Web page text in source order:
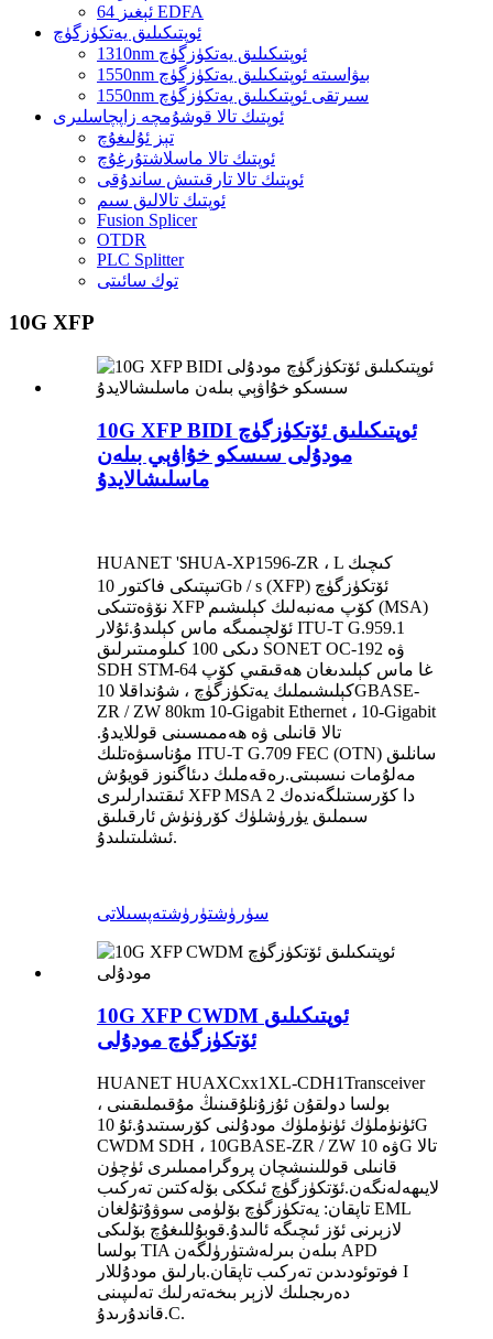
64 ئېغىز EDFA
ئوپتىكىلىق يەتكۈزگۈچ
1310nm ئوپتىكىلىق يەتكۈزگۈچ
1550nm بىۋاسىتە ئوپتىكىلىق يەتكۈزگۈچ
1550nm سىرتقى ئوپتىكىلىق يەتكۈزگۈچ
ئوپتىك تالا قوشۇمچە زاپچاسلىرى
تېز ئۇلىغۇچ
ئوپتىك تالا ماسلاشتۇرغۇچ
ئوپتىك تالا تارقىتىش ساندۇقى
ئوپتىك تالالىق سىم
Fusion Splicer
OTDR
PLC Splitter
توك سائىتى
10G XFP
10G XFP BIDI ئوپتىكىلىق ئۆتكۈزگۈچ
مودۇلى سىسكو خۇاۋېي بىلەن
ماسلىشالايدۇ
HUANET 'SHUA-XP1596-ZR ، L كىچىك
تىپتىكى فاكتور 10Gb / s (XFP) ئۆتكۈزگۈچ
نۆۋەتتىكى XFP كۆپ مەنبەلىك كېلىشىم (MSA)
ئۆلچىمىگە ماس كېلىدۇ.ئۇلار ITU-T G.959.1
دىكى 100 كىلومىتىرلىق SONET OC-192 ۋە
SDH STM-64 غا ماس كېلىدىغان ھەقىقىي كۆپ
كېلىشىملىك ​​يەتكۈزگۈچ ، شۇنداقلا 10GBASE-
ZR / ZW 80km 10-Gigabit Ethernet ، 10-Gigabit
تالا قانىلى ۋە ھەممىسىنى قوللايدۇ.
مۇناسىۋەتلىك ITU-T G.709 FEC (OTN) سانلىق
مەلۇمات نىسبىتى.رەقەملىك دىئاگنوز قويۇش
ئىقتىدارلىرى XFP MSA دا كۆرسىتىلگەندەك 2
سىملىق يۈرۈشلۈك كۆرۈنۈش ئارقىلىق
ئىشلىتىلىدۇ.
سۈرۈشتۈرۈشتەپسىلاتى
10G XFP CWDM ئوپتىكىلىق
ئۆتكۈزگۈچ مودۇلى
HUANET HUAXCxx1XL-CDH1Transceiver
بولسا دولقۇن ئۇزۇنلۇقىنىڭ مۇقىملىقىنى ،
ئۈنۈملۈك ئۈنۈملۈك مودۇلنى كۆرسىتىدۇ.ئۇ 10G
CWDM SDH ، 10GBASE-ZR / ZW ۋە 10G تالا
قانىلى قوللىنىشچان پروگراممىلىرى ئۈچۈن
لايىھەلەنگەن.ئۆتكۈزگۈچ ئىككى بۆلەكتىن تەركىب
تاپقان: يەتكۈزگۈچ بۆلۈمى سوۋۇتۇلغان EML
لازېرنى ئۆز ئىچىگە ئالىدۇ.قوبۇللىغۇچ بۆلىكى
بولسا TIA بىلەن بىرلەشتۈرۈلگەن APD
فوتوئودىدىن تەركىب تاپقان.بارلىق مودۇللار I
دەرىجىلىك لازېر بىخەتەرلىك تەلىپىنى
قاندۇرىدۇ.C.